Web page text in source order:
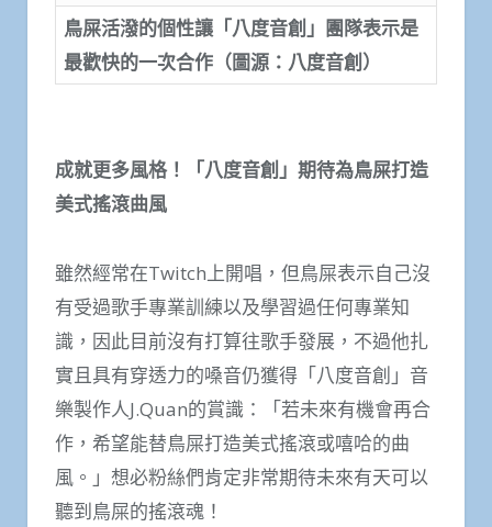
鳥屎活潑的個性讓「八度音創」團隊表示是
最歡快的一次合作（圖源：八度音創）
成就更多風格！「八度音創」期待為鳥屎打造
美式搖滾曲風
雖然經常在Twitch上開唱，但鳥屎表示自己沒
有受過歌手專業訓練以及學習過任何專業知
識，因此目前沒有打算往歌手發展，不過他扎
實且具有穿透力的嗓音仍獲得「八度音創」音
樂製作人J.Quan的賞識：「若未來有機會再合
作，希望能替鳥屎打造美式搖滾或嘻哈的曲
風。」想必粉絲們肯定非常期待未來有天可以
聽到鳥屎的搖滾魂！